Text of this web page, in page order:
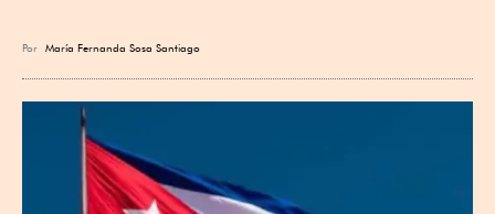
Por María Fernanda Sosa Santiago